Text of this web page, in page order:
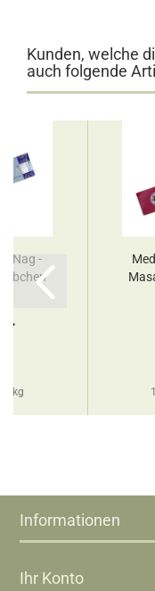
Kunden, welche
auch folgende
Nag -
1 kg
Informationen
Ihr Konto